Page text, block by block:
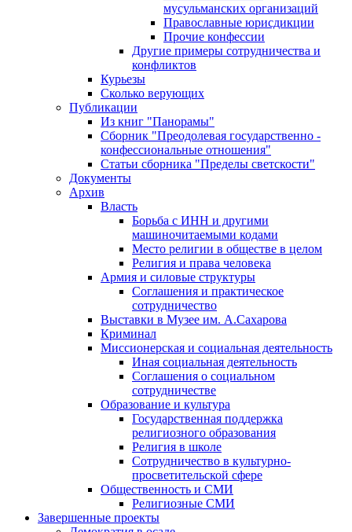
мусульманских организаций
Православные юрисдикции
Прочие конфессии
Другие примеры сотрудничества и
конфликтов
Курьезы
Сколько верующих
Публикации
Из книг "Панорамы"
Сборник "Преодолевая государственно -
конфессиональные отношения"
Статьи сборника "Пределы светскости"
Документы
Архив
Власть
Борьба с ИНН и другими
машиночитаемыми кодами
Место религии в обществе в целом
Религия и права человека
Армия и силовые структуры
Соглашения и практическое
сотрудничество
Выставки в Музее им. А.Сахарова
Криминал
Миссионерская и социальная деятельность
Иная социальная деятельность
Соглашения о социальном
сотрудничестве
Образование и культура
Государственная поддержка
религиозного образования
Религия в школе
Сотрудничество в культурно-
просветительской сфере
Общественность и СМИ
Религиозные СМИ
Завершенные проекты